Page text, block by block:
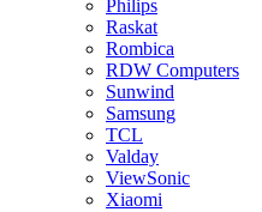
Philips
Raskat
Rombica
RDW Computers
Sunwind
Samsung
TCL
Valday
ViewSonic
Xiaomi